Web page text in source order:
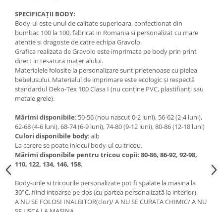
SPECIFICAȚII BODY:
Body-ul este unul de calitate superioara, confectionat din
bumbac 100 la 100, fabricat in Romania si personalizat cu mare
atentie si dragoste de catre echipa Gravolo.
Grafica realizata de Gravolo este imprimata pe body prin print
direct in tesatura materialului.
Materialele folosite la personalizare sunt prietenoase cu pielea
bebelusului. Materialul de imprimare este ecologic și respectă
standardul Oeko-Tex 100 Clasa I (nu conține PVC, plastifianți sau
metale grele).
Mărimi disponibile: 50-56 (nou nascut 0-2 luni), 56-62 (2-4 luni),
62-68 (4-6 luni), 68-74 (6-9 luni), 74-80 (9-12 luni), 80-86 (12-18 luni)
Culori disponibile body: alb
La cerere se poate inlocui body-ul cu tricou.
Mărimi disponibile pentru tricou copii: 80-86, 86-92, 92-98,
110, 122, 134, 146, 158.
Body-urile si tricourile personalizate pot fi spalate la masina la
30°C, fiind intoarse pe dos (cu partea personalizată la interior).
A NU SE FOLOSI INALBITOR(clor)/ A NU SE CURATA CHIMIC/ A NU